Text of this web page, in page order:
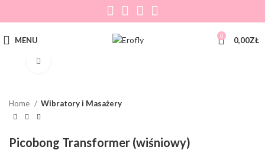
MENU 0 0,00ZŁ
Home Wibratory i Masażery
Picobong Transformer (wiśniowy)